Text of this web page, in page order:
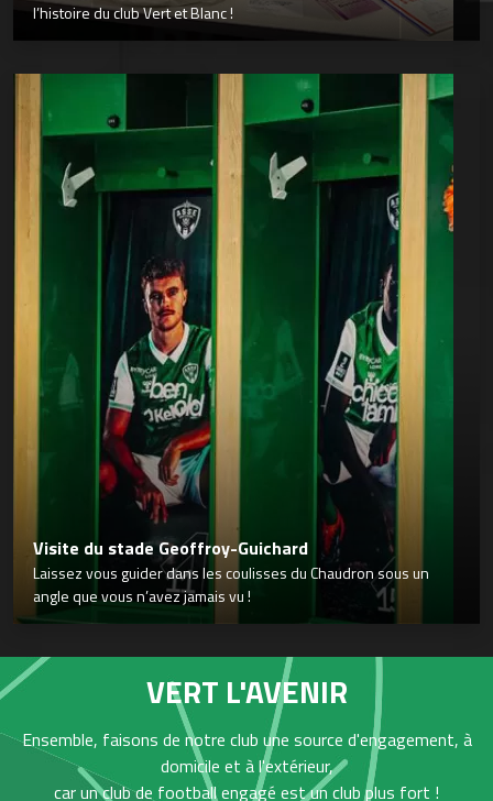
l’histoire du club Vert et Blanc !
Visite du stade Geoffroy-Guichard
Laissez vous guider dans les coulisses du Chaudron sous un
angle que vous n’avez jamais vu !
VERT L'AVENIR
Ensemble, faisons de notre club une source d'engagement, à
domicile et à l'extérieur,
car un club de football engagé est un club plus fort !